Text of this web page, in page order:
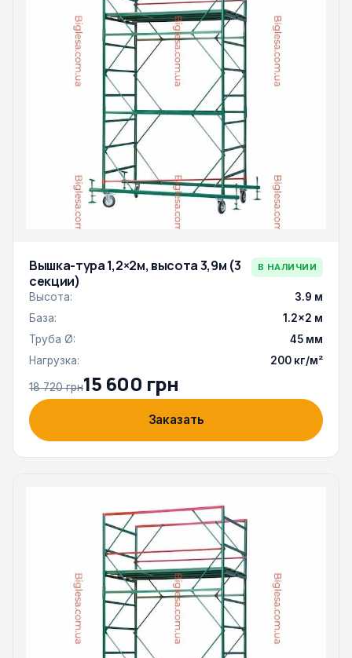
Вышка-тура 1,2×2м, высота 3,9м (3
секции)
В НАЛИЧИИ
Высота:
3.9 м
База:
1.2×2 м
Труба Ø:
45 мм
Нагрузка:
200 кг/м²
18 720 грн15 600 грн
Заказать